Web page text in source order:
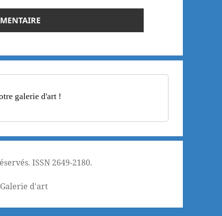
galerie d'art !
ISSN 2649-2180.
Galerie d'art